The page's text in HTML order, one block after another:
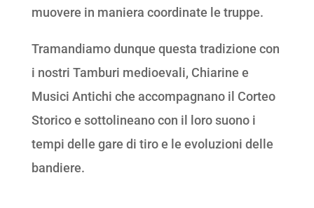
muovere in maniera coordinate le truppe.
Tramandiamo dunque questa tradizione con
i nostri Tamburi medioevali, Chiarine e
Musici Antichi che accompagnano il Corteo
Storico e sottolineano con il loro suono i
tempi delle gare di tiro e le evoluzioni delle
bandiere.